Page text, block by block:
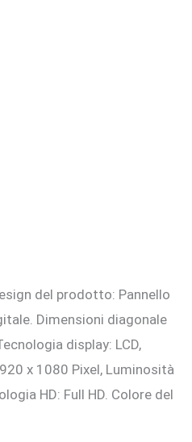
del prodotto: Pannello
Dimensioni diagonale
display: LCD,
x 1080 Pixel, Luminosità
HD: Full HD. Colore del